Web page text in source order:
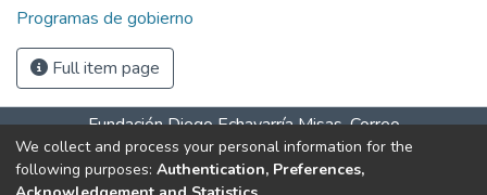
Programas de gobierno
Full item page
Fundación Diego Echavarría Misas. Correo
salaitagui@bibliodem.org teléfono: 604 277 07 61 celular –
WhatsApp 31> Horarios de atención: Lunes a viernes 9:00
We collect and process your personal information for the
following purposes: Authentication, Preferences,